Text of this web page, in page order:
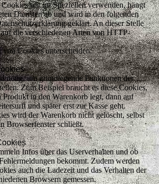
wir im Speziellen verwenden, hängt
Diensten ab und wird in den folgenden
geklärt. An dieser Stelle
die verschiedenen Arten von HTTP-
Cookies unterscheiden:
nötig, um grundlegende Funktionen der
Zum Beispiel braucht es diese Cookies,
Produkt in den Warenkorb legt, dann auf
und später erst zur Kasse geht.
wird der Warenkorb nicht gelöscht, selbst
Browserfenster schließt.
Infos über das Userverhalten und ob
bekommt. Zudem werden
auch die Ladezeit und das Verhalten der
Browsern gemessen.